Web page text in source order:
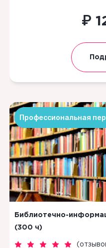
₽
Профессиональная
Библиотечно-
(300 ч)
(